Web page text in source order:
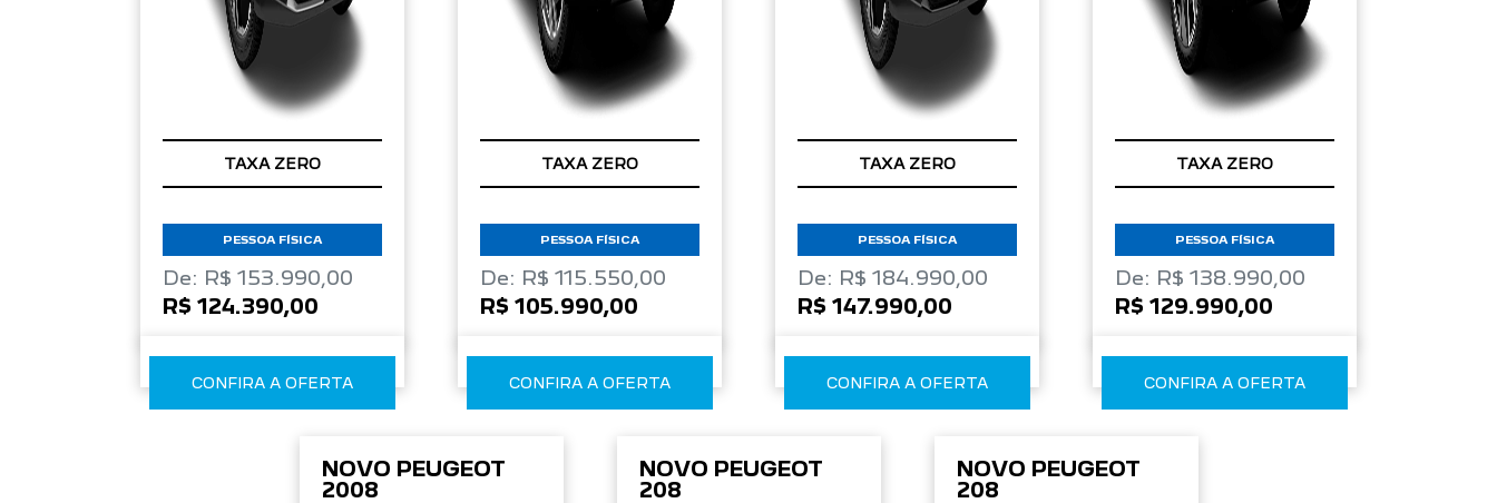
TAXA ZERO
PESSOA FÍSICA
De: R$ 153.990,00
R$ 124.390,00
CONFIRA A OFERTA
TAXA ZERO
PESSOA FÍSICA
De: R$ 115.550,00
R$ 105.990,00
CONFIRA A OFERTA
TAXA ZERO
PESSOA FÍSICA
De: R$ 184.990,00
R$ 147.990,00
CONFIRA A OFERTA
TAXA ZERO
PESSOA FÍSICA
De: R$ 138.990,00
R$ 129.990,00
CONFIRA A OFERTA
NOVO PEUGEOT
2008
NOVO PEUGEOT
208
NOVO PEUGEOT
208